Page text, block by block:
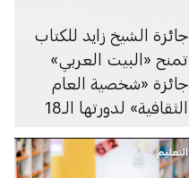
جائزة الشيخ زايد للكتاب
تمنح «البيت العربي»
جائزة «شخصية العام
الثقافية» لدورتها الـ18
التعليم